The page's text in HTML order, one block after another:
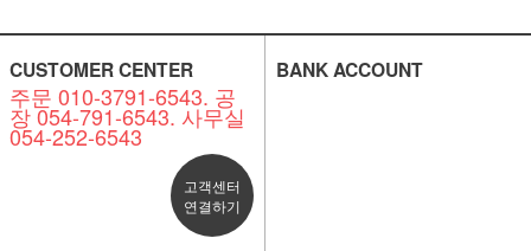
CUSTOMER CENTER
주문 010-3791-6543. 공
장 054-791-6543. 사무실
054-252-6543
고객센터
연결하기
BANK ACCOUNT